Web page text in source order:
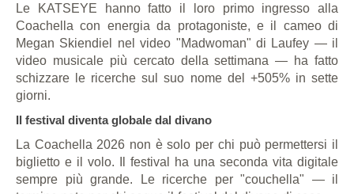
Le KATSEYE hanno fatto il loro primo ingresso alla
Coachella con energia da protagoniste, e il cameo di
Megan Skiendiel nel video "Madwoman" di Laufey — il
video musicale più cercato della settimana — ha fatto
schizzare le ricerche sul suo nome del +505% in sette
giorni.
Il festival diventa globale dal divano
La Coachella 2026 non è solo per chi può permettersi il
biglietto e il volo. Il festival ha una seconda vita digitale
sempre più grande. Le ricerche per "couchella" — il